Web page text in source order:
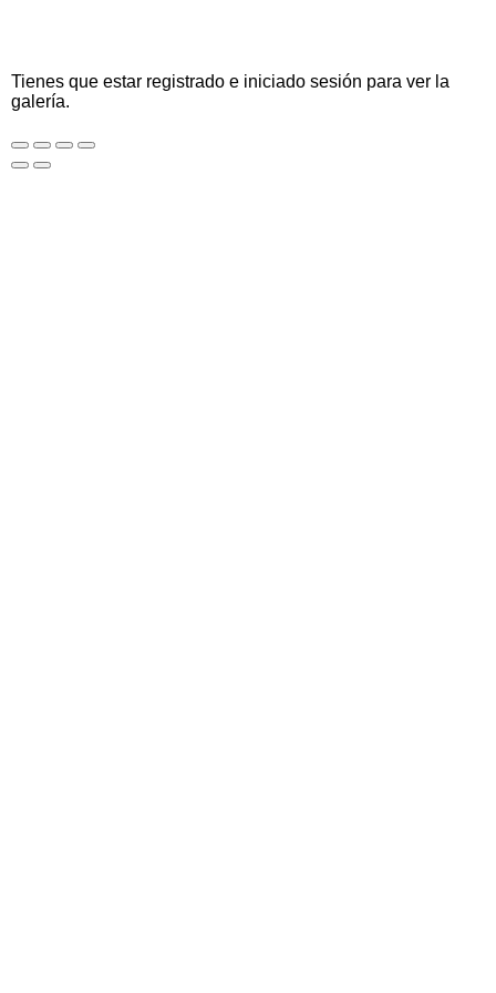
Tienes que estar registrado e iniciado sesión para ver la
galería.